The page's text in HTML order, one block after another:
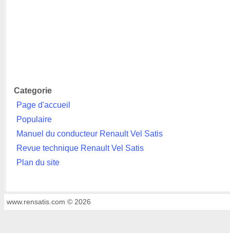
Categorie
Page d'accueil
Populaire
Manuel du conducteur Renault Vel Satis
Revue technique Renault Vel Satis
Plan du site
www.rensatis.com © 2026